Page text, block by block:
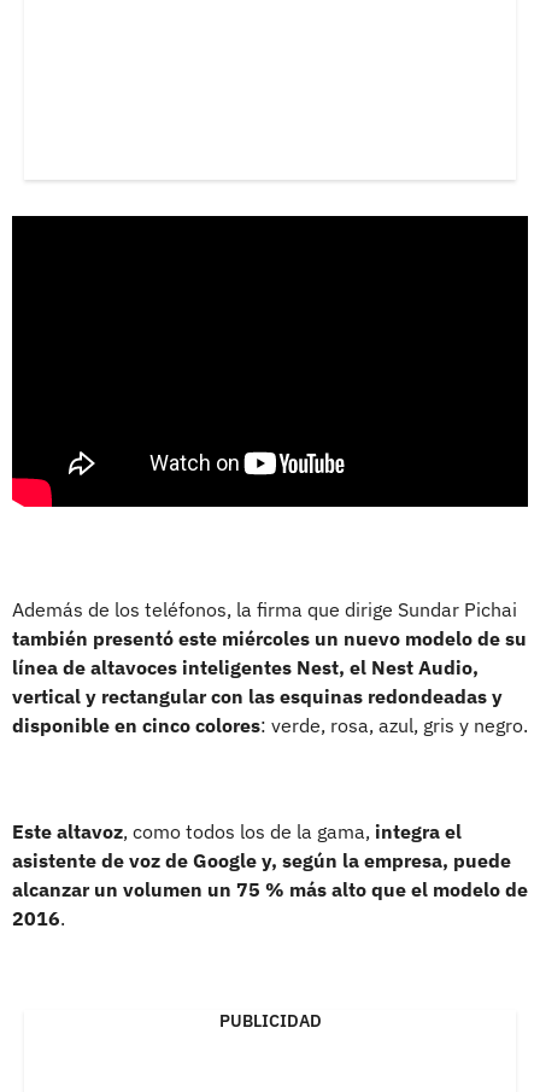
Además de los teléfonos, la firma que dirige Sundar Pichai
también presentó este miércoles un nuevo modelo de su
línea de altavoces inteligentes Nest, el Nest Audio,
vertical y rectangular con las esquinas redondeadas y
disponible en cinco colores: verde, rosa, azul, gris y negro.
Este altavoz, como todos los de la gama, integra el
asistente de voz de Google y, según la empresa, puede
alcanzar un volumen un 75 % más alto que el modelo de
2016.
PUBLICIDAD